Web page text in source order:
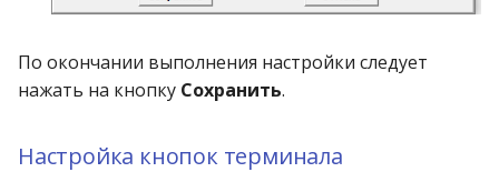
По окончании выполнения настройки следует
нажать на кнопку Сохранить.
Настройка кнопок терминала